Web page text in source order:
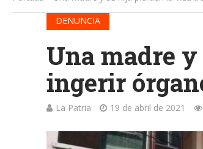
DENUNCIA
Una madre
ingerir
La Patria 19 de abril de 2021